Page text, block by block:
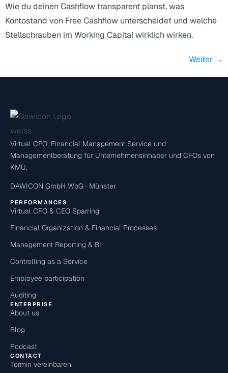
Wie du deinen Cashflow transparent planst, was
Kontostand von Free Cashflow unterscheidet und welche
Stellschrauben im Working Capital wirklich wirken.
Weiter →
Virtual CFO, Financial Management Service und
Managementberatung für Unternehmensinhaber und CFOs von
KMU.
DAWICON GmbH WpG · Münster
PERFORMANCES
Virtual CFO & CEO Sparring
Financial Organization & Financial Processes
Management Reporting & BI
Controlling as a Service
Employee participation
Auditing
ENTERPRISE
About us
Blog
Podcast
CONTACT
Termin vereinbaren